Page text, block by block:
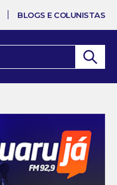
BLOGS E COLUNISTAS